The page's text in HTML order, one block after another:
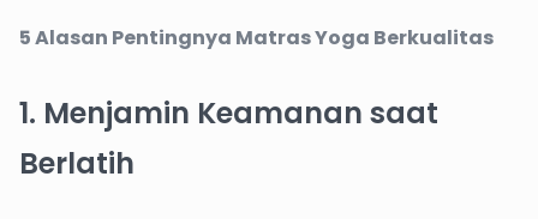
5 Alasan Pentingnya Matras Yoga Berkualitas
1. Menjamin Keamanan saat
Berlatih